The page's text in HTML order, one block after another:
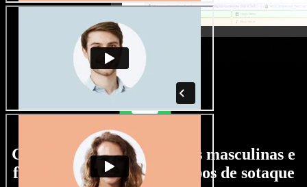
Grande variedade de vozes masculinas e
femininas, com todos os tipos de sotaque